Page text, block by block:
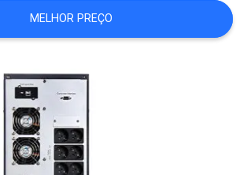
MELHOR PREÇO